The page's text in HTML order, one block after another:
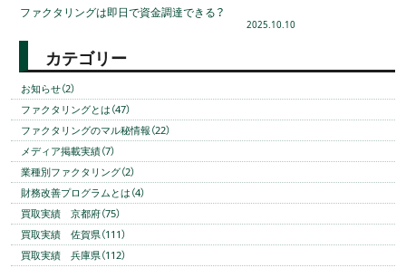
ファクタリングは即日で資金調達できる？
2025.10.10
カテゴリー
お知らせ（2）
ファクタリングとは（47）
ファクタリングのマル秘情報（22）
メディア掲載実績（7）
業種別ファクタリング（2）
財務改善プログラムとは（4）
買取実績 京都府（75）
買取実績 佐賀県（111）
買取実績 兵庫県（112）